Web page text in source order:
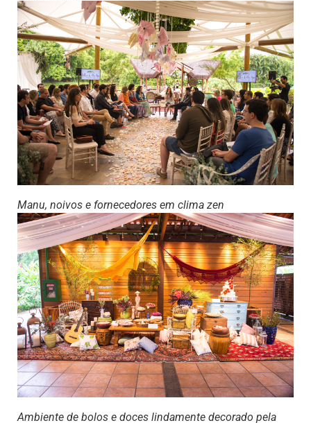
Manu, noivos e fornecedores em clima zen
Ambiente de bolos e doces lindamente decorado pela